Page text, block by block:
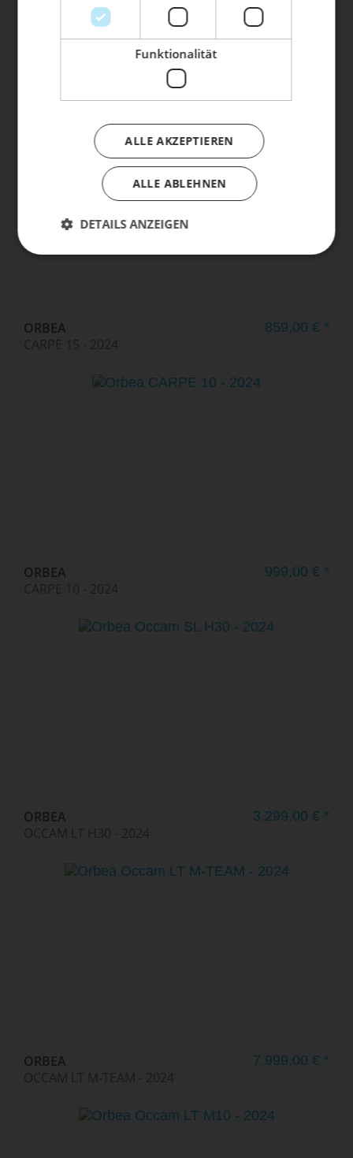
CARPE 20 - 2024
ORBEA
CARPE 15 - 2024
859,00 € *
ORBEA
CARPE 10 - 2024
999,00 € *
ORBEA
OCCAM LT H30 - 2024
3.299,00 € *
ORBEA
OCCAM LT M-TEAM - 2024
7.999,00 € *
Dein Bike braucht Service, Wartung
oder ein Update?
Buche dir jetzt deinen Termin.
Funktionalität
ALLE AKZEPTIEREN
ALLE ABLEHNEN
DETAILS ANZEIGEN